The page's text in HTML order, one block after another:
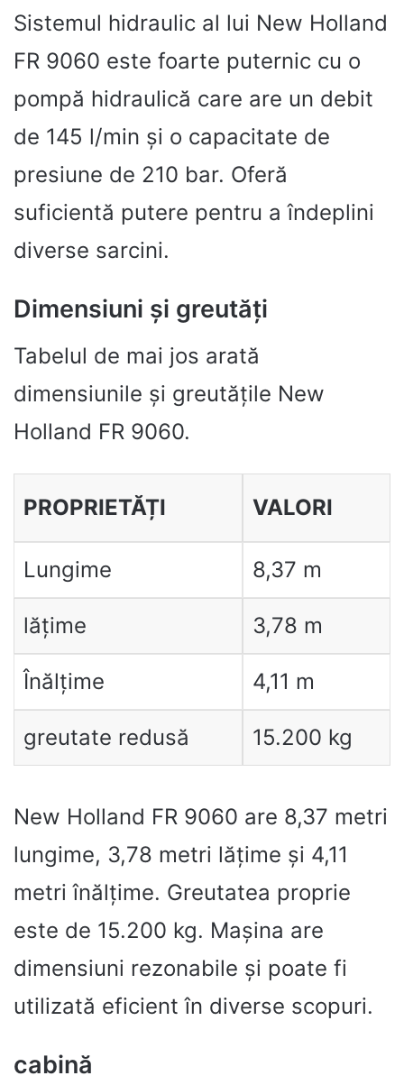
Sistemul hidraulic al lui New Holland
FR 9060 este foarte puternic cu o
pompă hidraulică care are un debit
de 145 l/min și o capacitate de
presiune de 210 bar. Oferă
suficientă putere pentru a îndeplini
diverse sarcini.
Dimensiuni și greutăți
Tabelul de mai jos arată
dimensiunile și greutățile New
Holland FR 9060.
PROPRIETĂȚI VALORI
Lungime 8,37 m
lățime 3,78 m
Înălțime 4,11 m
greutate redusă 15.200 kg
New Holland FR 9060 are 8,37 metri
lungime, 3,78 metri lățime și 4,11
metri înălțime. Greutatea proprie
este de 15.200 kg. Mașina are
dimensiuni rezonabile și poate fi
utilizată eficient în diverse scopuri.
cabină